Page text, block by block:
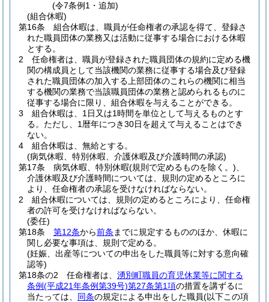
(令7条例1・追加)
(組合休暇)
第16条
組合休暇は、職員が任命権者の承認を得て、登録さ
れた職員団体の業務又は活動に従事する場合における休暇
とする。
2
任命権者は、職員が登録された職員団体の規約に定める機
関の構成員として当該機関の業務に従事する場合及び登録
された職員団体の加入する上部団体のこれらの機関に相当
する機関の業務で当該職員団体の業務と認められるものに
従事する場合に限り、組合休暇を与えることができる。
3
組合休暇は、1日又は1時間を単位として与えるものとす
る。 ただし、1暦年につき30日を超えて与えることはでき
ない。
4
組合休暇は、無給とする。
(病気休暇、特別休暇、介護休暇及び介護時間の承認)
第17条
病気休暇、特別休暇(規則で定めるものを除く。)
介護休暇及び介護時間については、規則の定めるところに
より、任命権者の承認を受けなければならない。
2
組合休暇については、規則の定めるところにより、任命権
者の許可を受けなければならない。
(委任)
第18条
第12条から前条 までに規定するもののほか、休暇に
関し必要な事項は、規則で定める。
(妊娠、出産等についての申出をした職員等に対する意向確
認等)
第18条の2
任命権者は、 湧別町職員の育児休業等に関する
条例(平成21年条例第39号)第27条第1項の措置を講ずるに
当たっては、 同条の規定による申出をした職員(以下この項